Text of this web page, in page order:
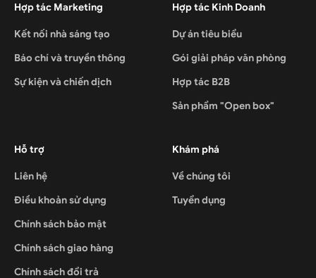
Hợp tác Marketing
Kết nối nhà sáng tạo
Báo chí và truyền thông
Sự kiện và chiến dịch
Hợp tác Kinh Doanh
Dự án tiêu biểu
Gói giải pháp văn phòng
Hợp tác B2B
Sản phẩm "Open box"
Hỗ trợ
Liên hệ
Điều khoản sử dụng
Chính sách bảo mật
Chính sách giao hàng
Chính sách đổi trả
Khám phá
Về chúng tôi
Tuyển dụng